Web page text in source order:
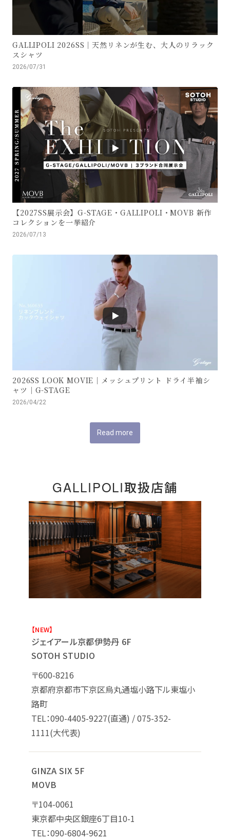
GALLIPOLI 2026SS｜天然リネンが生む、大人のリラック
スシャツ
2026/07/31
【2027SS展示会】G-STAGE・GALLIPOLI・MOVB 新作
コレクションを一挙紹介
2026/07/13
2026SS LOOK MOVIE｜メッシュプリント ドライ半袖シ
ャツ｜G-STAGE
2026/04/22
Read more
GALLIPOLI取扱店舗
【NEW】
ジェイアール京都伊勢丹 6F
SOTOH STUDIO
〒600-8216
京都府京都市下京区烏丸通塩小路下ル東塩小
路町
TEL：090-4405-9227(直通) / 075-352-
1111(大代表)
GINZA SIX 5F
MOVB
〒104-0061
東京都中央区銀座6丁目10-1
TEL：090-6804-9621